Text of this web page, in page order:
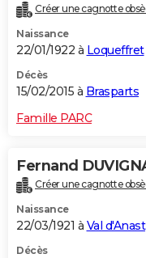
Créer une cagnotte
Naissance
22/01/1922 à Loqueffret
Décès
15/02/2015 à Brasparts
Famille PARC
Fernand
Créer une cagnotte
Naissance
22/03/1921 à Val d'Anast
Décès